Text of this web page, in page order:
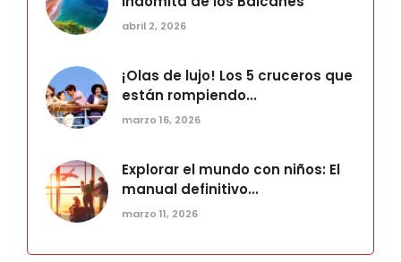
abril 2, 2026
¡Olas de lujo! Los 5 cruceros que
están rompiendo...
marzo 16, 2026
Explorar el mundo con niños: El
manual definitivo...
marzo 11, 2026